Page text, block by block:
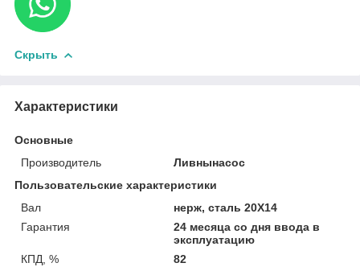
Скрыть
Характеристики
Основные
Производитель
Ливнынасос
Пользовательские характеристики
Вал
нерж, сталь 20Х14
Гарантия
24 месяца со дня ввода в
эксплуатацию
КПД, %
82